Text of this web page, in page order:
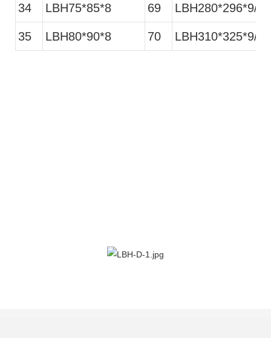
34 LBH75*85*8 69 LBH280*296*9/12
35 LBH80*90*8 70 LBH310*325*9/12